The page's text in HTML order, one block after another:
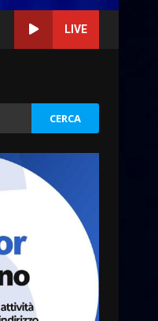
LIVE
online
gestione
Villetta di
e la
de “L’Albergo